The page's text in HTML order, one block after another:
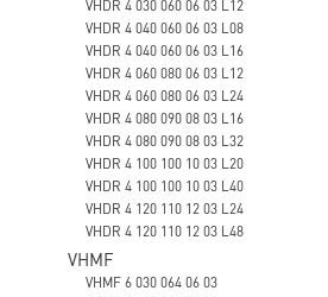
VHDR 4 040 060 06 03 L08
VHDR 4 040 060 06 03 L16
VHDR 4 060 080 06 03 L12
VHDR 4 060 080 06 03 L24
VHDR 4 080 090 08 03 L16
VHDR 4 080 090 08 03 L32
VHDR 4 100 100 10 03 L20
VHDR 4 100 100 10 03 L40
VHDR 4 120 110 12 03 L24
VHDR 4 120 110 12 03 L48
VHMF
VHMF 6 030 064 06 03